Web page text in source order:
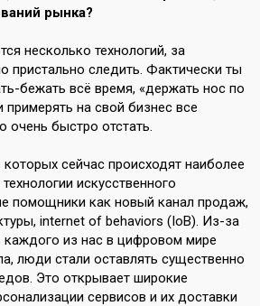
рынка?
несколько технологий, за
пристально следить. Фактически ты
бежать всё время, «держать нос по
примерять на свой бизнес все
очень быстро отстать.
сейчас происходят наиболее
искусственного
помощники как новый канал продаж,
internet of behaviors (IoB). Из-за
каждого из нас в цифровом мире
люди стали оставлять существенно
Это открывает широкие
сервисов и их доставки